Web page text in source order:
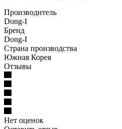
Производитель
Dong-I
Бренд
Dong-I
Страна производства
Южная Корея
Отзывы
Нет оценок